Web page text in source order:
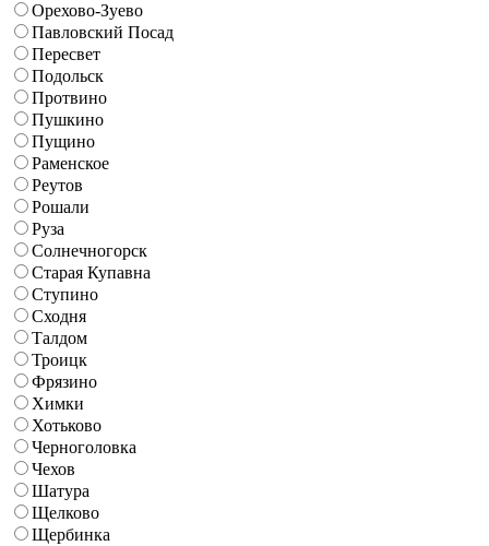
Орехово-Зуево
Павловский Посад
Пересвет
Подольск
Протвино
Пушкино
Пущино
Раменское
Реутов
Рошали
Руза
Солнечногорск
Старая Купавна
Ступино
Сходня
Талдом
Троицк
Фрязино
Химки
Хотьково
Черноголовка
Чехов
Шатура
Щелково
Щербинка